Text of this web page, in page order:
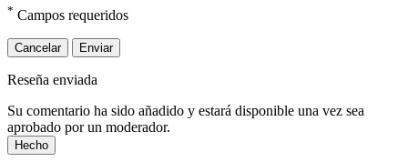
* Campos requeridos
Cancelar Enviar
Reseña enviada
Su comentario ha sido añadido y estará disponible una vez sea
aprobado por un moderador.
Hecho